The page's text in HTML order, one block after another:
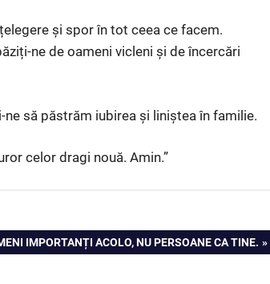
și spor în tot ceea ce facem.
ne de oameni vicleni și de încercări
să păstrăm iubirea și liniștea în familie.
celor dragi nouă. Amin.”
IMPORTANȚI ACOLO, NU PERSOANE CA TINE.